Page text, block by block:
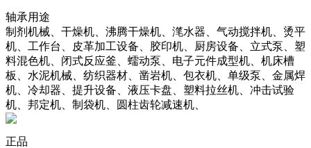
轴承用途
制剂机械、干燥机、沸腾干燥机、滗水器、气动搅拌机、烫平
机、工作台、皮革加工设备、胶印机、厨房设备、立式泵、塑
料混色机、闭式反应釜、蠕动泵、电子元件成型机、机床槽
板、水泥机械、纺织器材、凿岩机、包衣机、单级泵、金属焊
机、冷却器、提升设备、液压卡盘、塑料拉丝机、冲击试验
机、邦定机、制袋机、圆柱齿轮减速机、
正品